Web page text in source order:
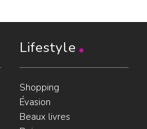
Lifestyle
Shopping
Évasion
Beaux livres